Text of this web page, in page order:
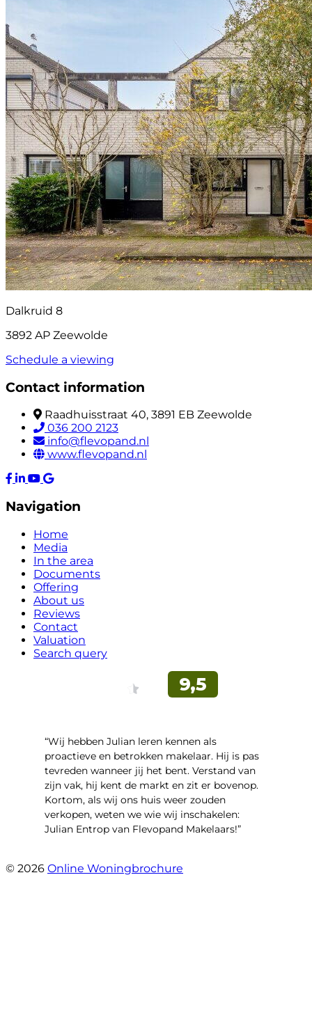
Dalkruid 8
3892 AP Zeewolde
Schedule a viewing
Contact information
Raadhuisstraat 40, 3891 EB Zeewolde
036 200 2123
info@flevopand.nl
www.flevopand.nl
Navigation
Home
Media
In the area
Documents
Offering
About us
Reviews
Contact
Valuation
Search query
“Wij hebben Julian leren kennen als
proactieve en betrokken makelaar. Hij is pas
tevreden wanneer jij het bent. Verstand van
zijn vak, hij kent de markt en zit er bovenop.
Kortom, als wij ons huis weer zouden
verkopen, weten we wie wij inschakelen:
Julian Entrop van Flevopand Makelaars!”
© 2026 Online Woningbrochure